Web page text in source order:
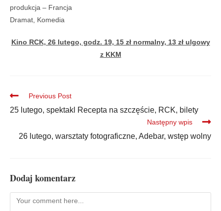
produkcja – Francja
Dramat, Komedia
Kino RCK, 26 lutego, godz. 19, 15 zł normalny, 13 zł ulgowy
z KKM
Previous Post
25 lutego, spektakl Recepta na szczęście, RCK, bilety
Następny wpis
26 lutego, warsztaty fotograficzne, Adebar, wstęp wolny
Dodaj komentarz